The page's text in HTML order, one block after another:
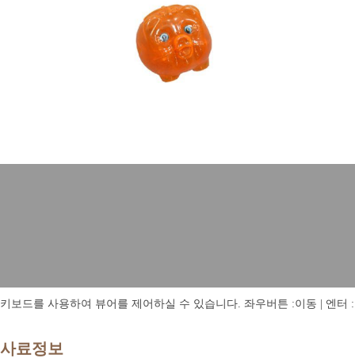
키보드를 사용하여 뷰어를 제어하실 수 있습니다. 좌우버튼 :이동 | 엔터
사료정보